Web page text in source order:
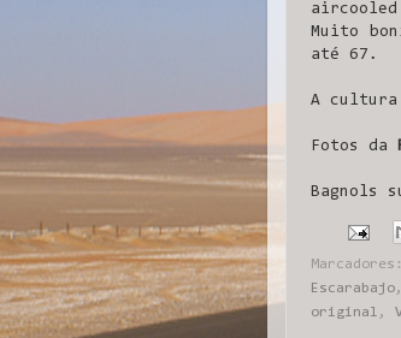
Muito
até 67.
A cultura
Fotos da
Bagnols
Escarabajo
original ,